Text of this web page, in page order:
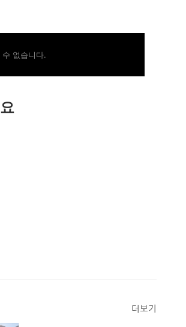
없습니다.
더보기